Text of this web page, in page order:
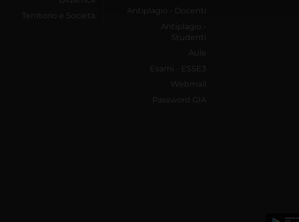
Territorio e Società
Antiplagio - Docenti
Antiplagio -
Studenti
Aule
Esami - ESSE3
Webmail
Password GIA